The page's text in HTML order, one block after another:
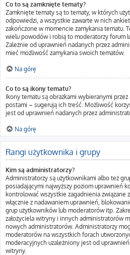
Co to są zamknięte tematy?
Zamknięte tematy są to tematy, w których
odpowiedzi, a wszystkie zawarte w nich
zakończone w momencie zamykania tematu.
wielu powodów i robią to moderatorzy forum
Zależnie od uprawnień nadanych przez
mieć możliwość zamykania swoich tematów.
Na górę
Co to są ikony tematu?
Ikony tematu są obrazkami wybieranymi
postami – sugerują ich treść. Możliwość
jest od uprawnień nadanych przez
Na górę
Rangi użytkownika i grupy
Kim są administratorzy?
Administratorzy są użytkownikami albo też
posiadającymi najwyższy poziom uprawnień
kontrolować wszystkie zagadnienia związane
włącznie z nadawaniem uprawnień,
grup użytkowników lub moderatorów itp.
założyciela witryny i innych administratorów
nowych administratorów. Administratorzy
moderatorów na wszystkich forach
moderacyjnych uzależniony jest od uprawnień
witryny.